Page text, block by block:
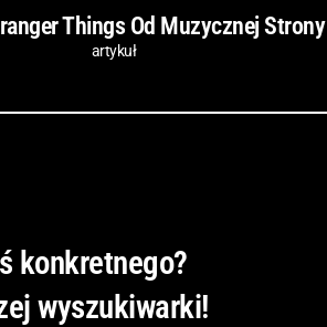
Things Od Muzycznej Strony
artykuł
konkretnego?
wyszukiwarki!